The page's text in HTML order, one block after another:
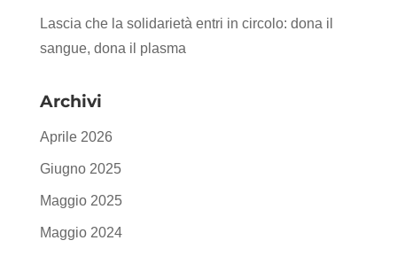
Lascia che la solidarietà entri in circolo: dona il
sangue, dona il plasma
Archivi
Aprile 2026
Giugno 2025
Maggio 2025
Maggio 2024